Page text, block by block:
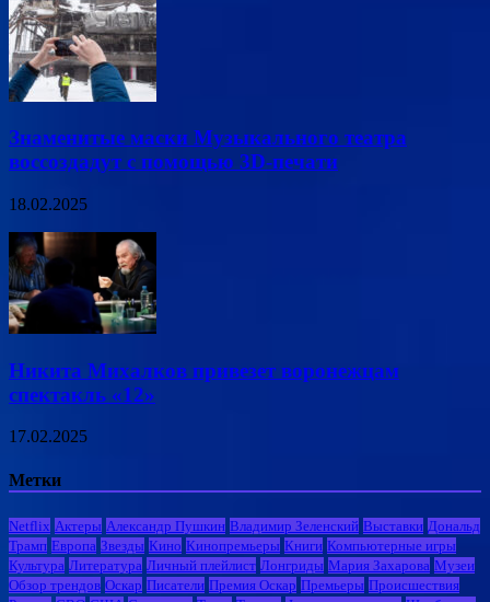
Знаменитые маски Музыкального театра
воссоздадут с помощью 3D-печати
18.02.2025
Никита Михалков привезет воронежцам
спектакль «12»
17.02.2025
Метки
Netflix Актеры Александр Пушкин Владимир Зеленский Выставки Дональд
Трамп Европа Звезды Кино Кинопремьеры Книги Компьютерные игры
Культура Литература Личный плейлист Лонгриды Мария Захарова Музеи
Обзор трендов Оскар Писатели Премия Оскар Премьеры Происшествия